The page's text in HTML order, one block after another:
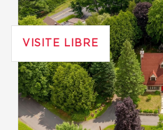
VISITE LIBRE